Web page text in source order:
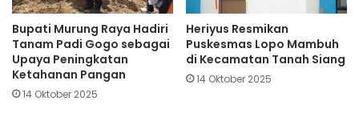
Bupati Murung Raya Hadiri
Tanam Padi Gogo sebagai
Upaya Peningkatan
Ketahanan Pangan
14 Oktober 2025
Heriyus Resmikan
Puskesmas Lopo Mambuh
di Kecamatan Tanah Siang
14 Oktober 2025